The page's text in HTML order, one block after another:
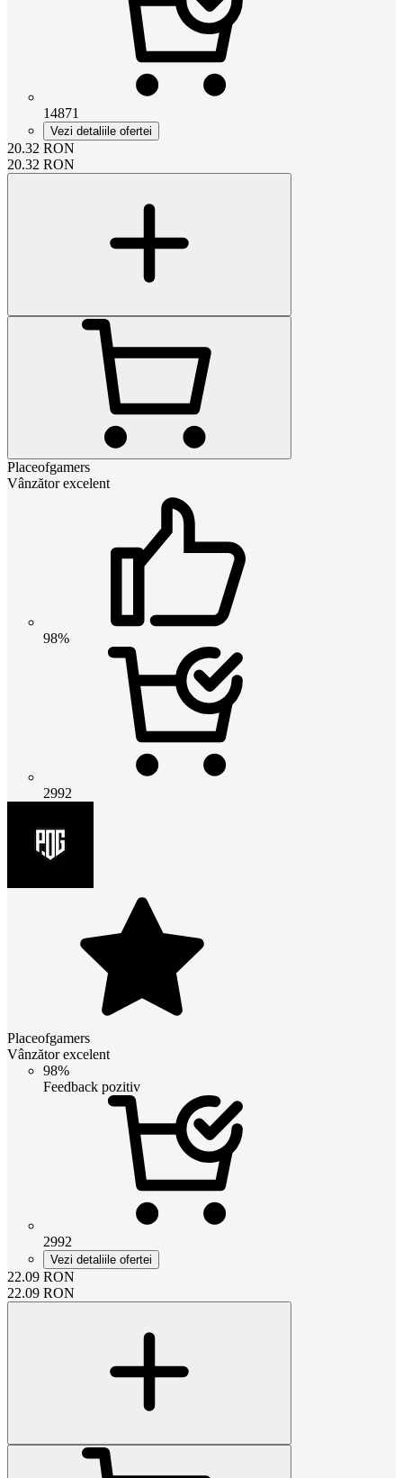
14871
Vezi detaliile ofertei
20.32 RON
20.32 RON
Placeofgamers
Vânzător excelent
98%
2992
Placeofgamers
Vânzător excelent
98%
Feedback pozitiv
2992
Vezi detaliile ofertei
22.09 RON
22.09 RON